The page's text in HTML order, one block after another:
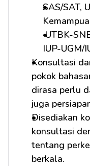
SAS/SAT,
UTBK-SNBT, Seleksi Mandiri PTN dan
IUP-UGM/
Konsultasi
pokok
dirasa perlu
juga
Disediakan
konsultasi
tentang
berkala.